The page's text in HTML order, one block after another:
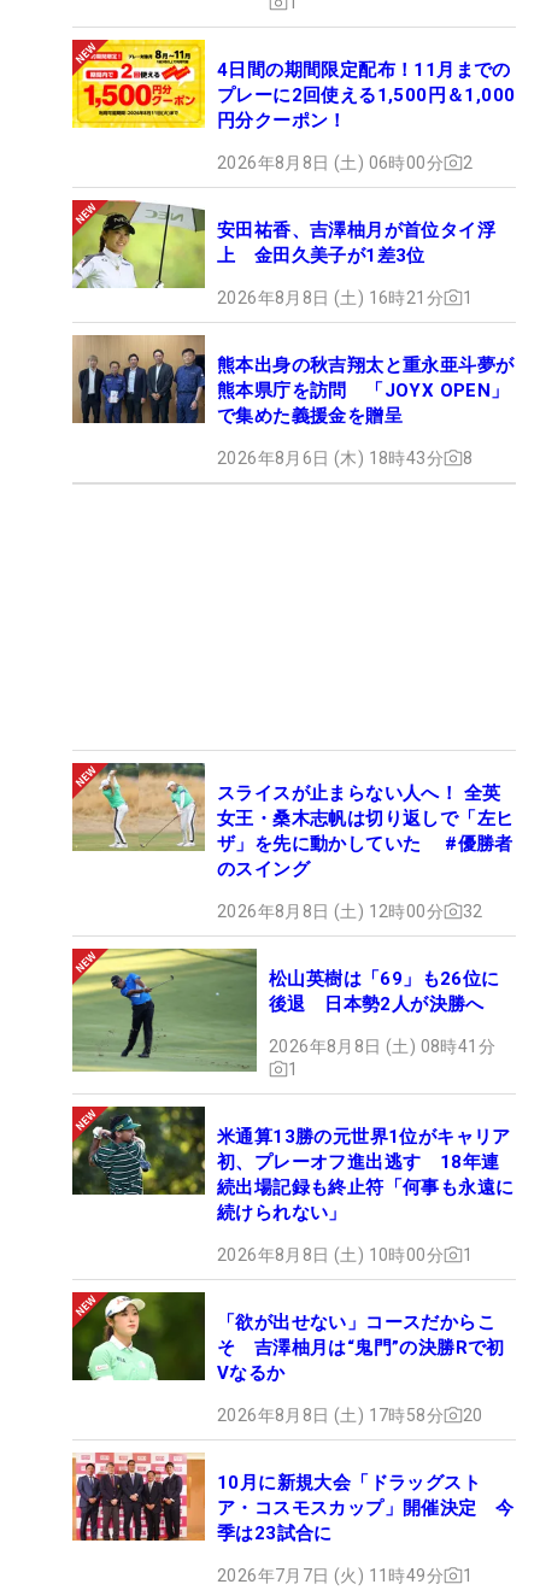
4日間の期間限定配布！11月までの
プレーに2回使える1,500円＆1,000
円分クーポン！
2026年8月8日 (土) 06時00分 2
安田祐香、吉澤柚月が首位タイ浮
上 金田久美子が1差3位
2026年8月8日 (土) 16時21分 1
熊本出身の秋吉翔太と重永亜斗夢が
熊本県庁を訪問 「JOYX OPEN」
で集めた義援金を贈呈
2026年8月6日 (木) 18時43分 8
スライスが止まらない人へ！ 全英
女王・桑木志帆は切り返しで「左ヒ
ザ」を先に動かしていた #優勝者
のスイング
2026年8月8日 (土) 12時00分 32
松山英樹は「69」も26位に
後退 日本勢2人が決勝へ
2026年8月8日 (土) 08時41分
1
米通算13勝の元世界1位がキャリア
初、プレーオフ進出逃す 18年連
続出場記録も終止符「何事も永遠に
続けられない」
2026年8月8日 (土) 10時00分 1
「欲が出せない」コースだからこ
そ 吉澤柚月は“鬼門”の決勝Rで初
Vなるか
2026年8月8日 (土) 17時58分 20
10月に新規大会「ドラッグスト
ア・コスモスカップ」開催決定 今
季は23試合に
2026年7月7日 (火) 11時49分 1